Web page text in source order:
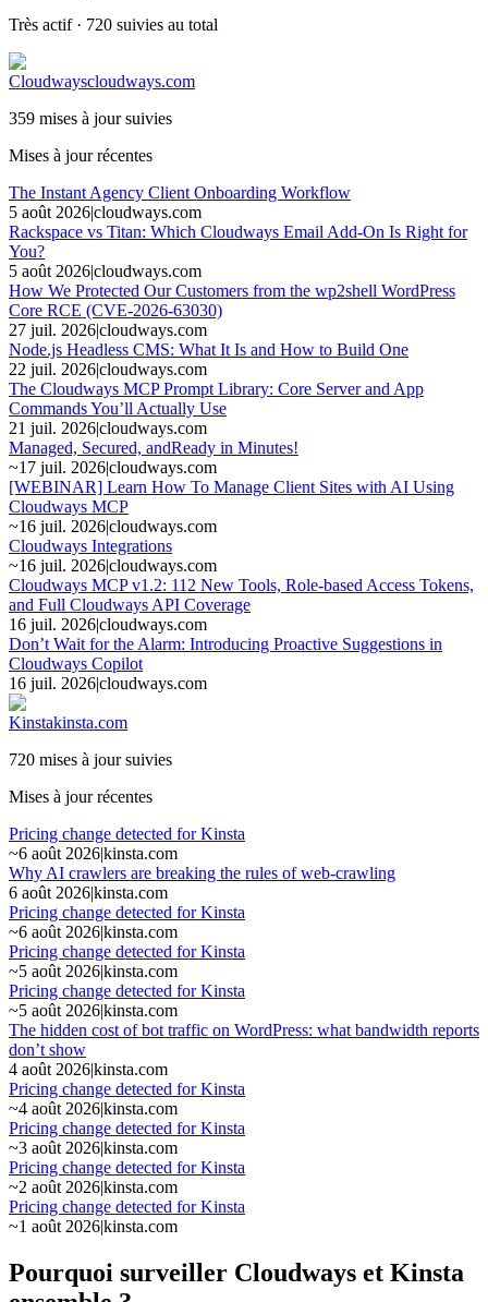
Très actif · 720 suivies au total
Cloudwayscloudways.com
359 mises à jour suivies
Mises à jour récentes
The Instant Agency Client Onboarding Workflow
5 août 2026|cloudways.com
Rackspace vs Titan: Which Cloudways Email Add-On Is Right for
You?
5 août 2026|cloudways.com
How We Protected Our Customers from the wp2shell WordPress
Core RCE (CVE-2026-63030)
27 juil. 2026|cloudways.com
Node.js Headless CMS: What It Is and How to Build One
22 juil. 2026|cloudways.com
The Cloudways MCP Prompt Library: Core Server and App
Commands You’ll Actually Use
21 juil. 2026|cloudways.com
Managed, Secured, andReady in Minutes!
~17 juil. 2026|cloudways.com
[WEBINAR] Learn How To Manage Client Sites with AI Using
Cloudways MCP
~16 juil. 2026|cloudways.com
Cloudways Integrations
~16 juil. 2026|cloudways.com
Cloudways MCP v1.2: 112 New Tools, Role-based Access Tokens,
and Full Cloudways API Coverage
16 juil. 2026|cloudways.com
Don’t Wait for the Alarm: Introducing Proactive Suggestions in
Cloudways Copilot
16 juil. 2026|cloudways.com
Kinstakinsta.com
720 mises à jour suivies
Mises à jour récentes
Pricing change detected for Kinsta
~6 août 2026|kinsta.com
Why AI crawlers are breaking the rules of web-crawling
6 août 2026|kinsta.com
Pricing change detected for Kinsta
~6 août 2026|kinsta.com
Pricing change detected for Kinsta
~5 août 2026|kinsta.com
Pricing change detected for Kinsta
~5 août 2026|kinsta.com
The hidden cost of bot traffic on WordPress: what bandwidth reports
don’t show
4 août 2026|kinsta.com
Pricing change detected for Kinsta
~4 août 2026|kinsta.com
Pricing change detected for Kinsta
~3 août 2026|kinsta.com
Pricing change detected for Kinsta
~2 août 2026|kinsta.com
Pricing change detected for Kinsta
~1 août 2026|kinsta.com
Pourquoi surveiller Cloudways et Kinsta